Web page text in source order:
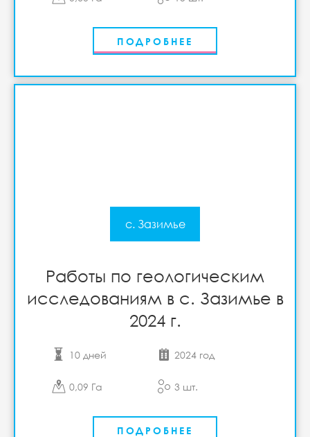
ПОДРОБНЕЕ
с. Зазимье
Работы по геологическим
исследованиям в с. Зазимье в
2024 г.
10 дней 2024 год
0,09 Га 3 шт.
ПОДРОБНЕЕ